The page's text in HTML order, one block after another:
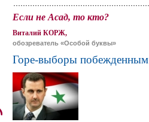
Если не Асад, то кто?
Виталий КОРЖ,
обозреватель «Особой буквы»
Горе-выборы побежденным